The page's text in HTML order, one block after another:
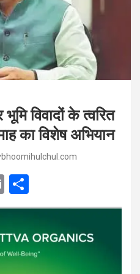
विवादों के त्वरित
का विशेष अभियान
E
m
ail
h
ar
e